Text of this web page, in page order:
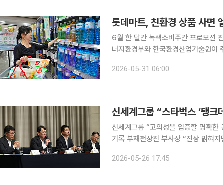
롯데마트, 친환경 상품 사면
6월 한 달간 녹색소비주간 프로모션 진행저탄
너지환경부와 한국환경산업기술원
화 정착에 기여하기 위해 마련했다.
2026-05-31 06:00
신세계그룹 “스타벅스 ‘탱크
신세계그룹 “고의성을 입증할 명확한
기록 부재전상진 부사장 “진상 밝혀
코리아(스타벅스)의 ‘5.18 탱크데이’
2026-05-26 17:45